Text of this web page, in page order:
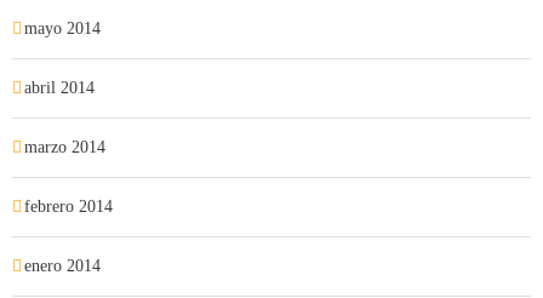
mayo 2014
abril 2014
marzo 2014
febrero 2014
enero 2014